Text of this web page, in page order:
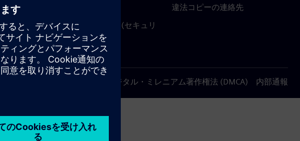
トラストセンター (セキュリ
ティ関連情報)
違法コピーの連絡先
デジタル・ミレニアム著作権法 (DMCA) 内部通報